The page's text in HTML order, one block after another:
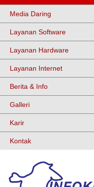
Media Daring
Layanan Software
Layanan Hardware
Layanan Internet
Berita & Info
Galleri
Karir
Kontak